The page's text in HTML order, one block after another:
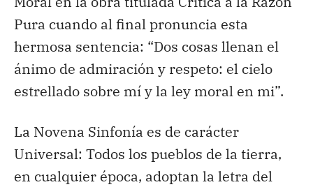
Pura cuando al final pronuncia esta
hermosa sentencia: “Dos cosas llenan el
ánimo de admiración y respeto: el cielo
estrellado sobre mí y la ley moral en mi”.
La Novena Sinfonía es de carácter
Universal: Todos los pueblos de la tierra,
en cualquier época, adoptan la letra del